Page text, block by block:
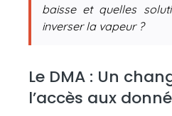
baisse et quelles
inverser la vapeur ?
Le DMA : Un
l’accès aux